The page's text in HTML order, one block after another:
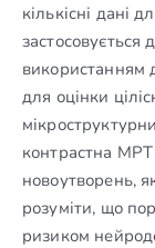
кількісні дані
застосовується
використанням
для оцінки
контрастна
новоутворень,
розуміти, що
ризиком